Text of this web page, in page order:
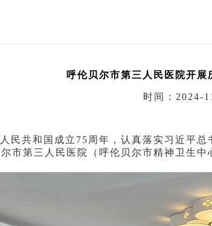
呼伦贝尔市第三人民医院开
时间：2024-
和国成立75周年，认真落实习近平总
市第三人民医院（呼伦贝尔市精神卫生